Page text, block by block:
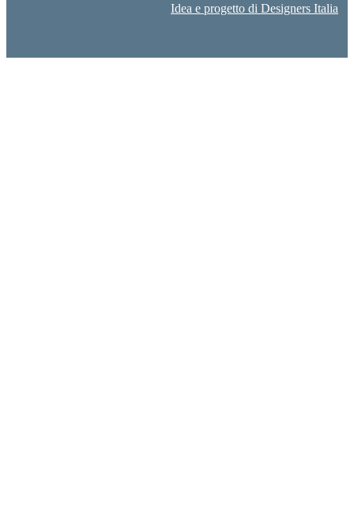
Idea e progetto di Designers Italia